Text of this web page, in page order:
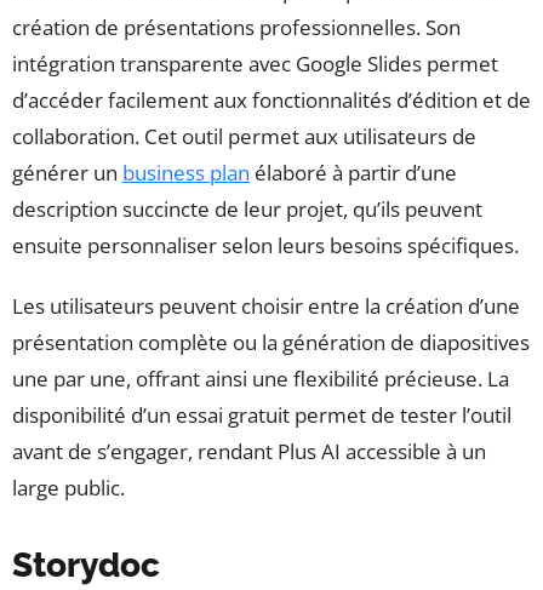
création de présentations professionnelles. Son
intégration transparente avec Google Slides permet
d’accéder facilement aux fonctionnalités d’édition et de
collaboration. Cet outil permet aux utilisateurs de
générer un business plan élaboré à partir d’une
description succincte de leur projet, qu’ils peuvent
ensuite personnaliser selon leurs besoins spécifiques.
Les utilisateurs peuvent choisir entre la création d’une
présentation complète ou la génération de diapositives
une par une, offrant ainsi une flexibilité précieuse. La
disponibilité d’un essai gratuit permet de tester l’outil
avant de s’engager, rendant Plus AI accessible à un
large public.
Storydoc